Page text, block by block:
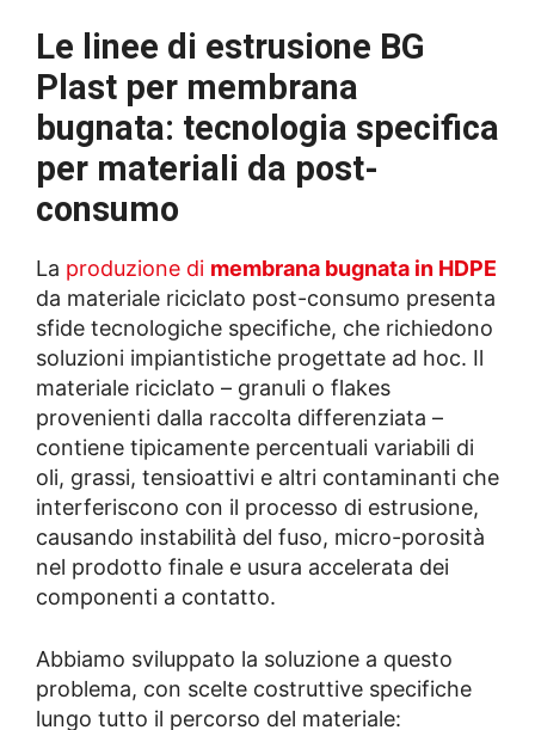
Le linee di estrusione BG
Plast per membrana
bugnata: tecnologia specifica
per materiali da post-
consumo
La produzione di membrana bugnata in HDPE
da materiale riciclato post-consumo presenta
sfide tecnologiche specifiche, che richiedono
soluzioni impiantistiche progettate ad hoc. Il
materiale riciclato – granuli o flakes
provenienti dalla raccolta differenziata –
contiene tipicamente percentuali variabili di
oli, grassi, tensioattivi e altri contaminanti che
interferiscono con il processo di estrusione,
causando instabilità del fuso, micro-porosità
nel prodotto finale e usura accelerata dei
componenti a contatto.
Abbiamo sviluppato la soluzione a questo
problema, con scelte costruttive specifiche
lungo tutto il percorso del materiale: